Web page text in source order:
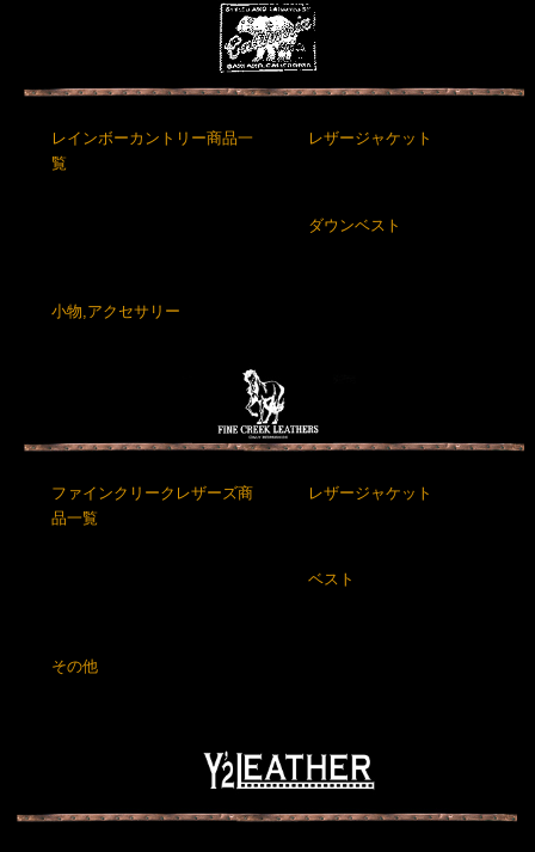
レインボーカントリー商品一
覧
レザージャケット
ダウンベスト
小物,アクセサリー
ファインクリークレザーズ商
品一覧
レザージャケット
ベスト
その他